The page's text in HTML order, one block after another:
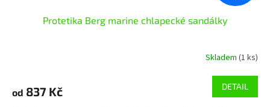
Protetika Berg marine chlapecké sandálky
Skladem (1 ks)
od 837 Kč DETAIL